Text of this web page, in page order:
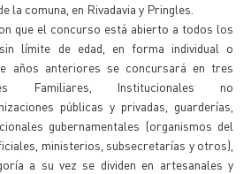
la comuna, en Rivadavia y Pringles.
que el concurso está abierto a todos los
límite de edad, en forma individual o
años anteriores se concursará en tres
Familiares, Institucionales no
públicas y privadas, guarderías,
gubernamentales (organismos del
ministerios, subsecretarías y otros),
a su vez se dividen en artesanales y